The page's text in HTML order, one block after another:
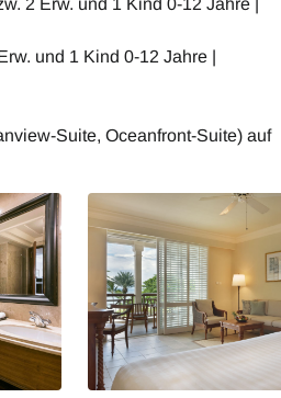
und 1 Kind 0-12 Jahre |
Suite, Oceanfront-Suite) auf